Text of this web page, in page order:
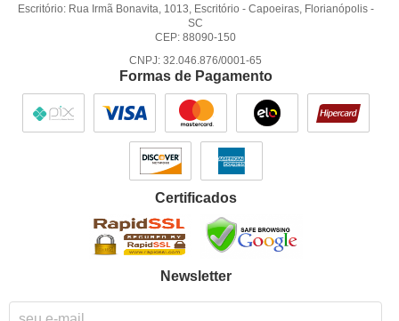
Escritório: Rua Irmã Bonavita, 1013, Escritório - Capoeiras, Florianópolis-
SC
CEP: 88090-150
CNPJ: 32.046.876/0001-65
Formas de Pagamento
Certificados
Newsletter